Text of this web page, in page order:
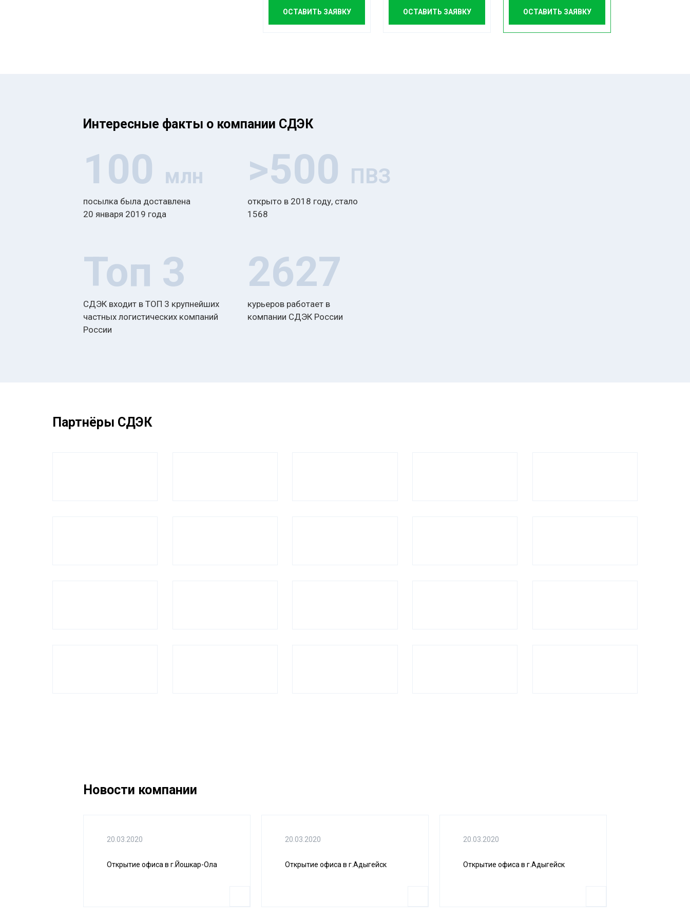
ОСТАВИТЬ ЗАЯВКУ ОСТАВИТЬ ЗАЯВКУ ОСТАВИТЬ ЗАЯВКУ
Интересные факты о компании СДЭК
100 млн
посылка была доставлена
20 января 2019 года
>500 ПВЗ
открыто в 2018 году, стало
1568
Топ 3
СДЭК входит в ТОП 3 крупнейших
частных логистических компаний
России
2627
курьеров работает в
компании СДЭК России
Партнёры СДЭК
Новости компании
20.03.2020
Открытие офиса в г.Йошкар-Ола
20.03.2020
Открытие офиса в г.Адыгейск
20.03.2020
Открытие офиса в г.Адыгейск